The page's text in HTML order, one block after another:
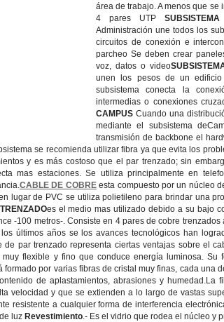
área de trabajo. A menos que
4 pares UTP
Administración une todos los
circuitos de conexión e
parcheo Se deben crear
voz, datos o video
unen los pesos de un
subsistema conecta la
intermedias o conexiones
CAMPUS Cuando una
mediante el subsistema
transmisión de backbone el
se recomienda utilizar fibra ya que evita los
y es más costoso que el par trenzado; sin
mas estaciones. Se utiliza principalmente en
CABLE DE COBRE esta compuesto por un núcleo
lugar de PVC se utiliza polietileno para brindar una
es el medio mas utilizado debido a su bajo
-100 metros-. Consiste en 4 pares de cobre
últimos años se los avances tecnológicos han
de par trenzado representa ciertas ventajas sobre el
flexible y fino que conduce energía luminosa. Su
formado por varias fibras de cristal muy finas, cada una
de aplastamientos, abrasiones y humedad.La
velocidad y que se extienden a lo largo de vastas
resistente a cualquier forma de interferencia
luz Revestimiento.- Es el vidrio que rodea el núcleo y